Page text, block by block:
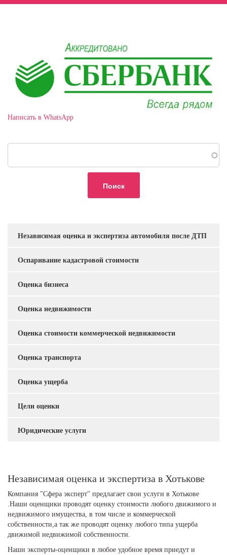
Написать в WhatsApp
Услуги
Независимая оценка и экспертиза автомобиля после ДТП
Оспаривание кадастровой стоимости
Оценка бизнеса
Оценка недвижимости
Оценка стоимости коммерческой недвижимости
Оценка транспорта
Оценка ущерба
Цели оценки
Юридические услуги
Независимая оценка и экспертиза в Хотькове
Компания "Сфера эксперт" предлагает свои услуги в Хотькове
.Наши оценщики проводят оценку стоимости любого движимого и
недвижимого имущества, в том числе и коммерческой
собственности,а так же проводят оценку любого типа ущерба
движимой недвижимой собственности.
Наши эксперты-оценщики в любое удобное время приедут и